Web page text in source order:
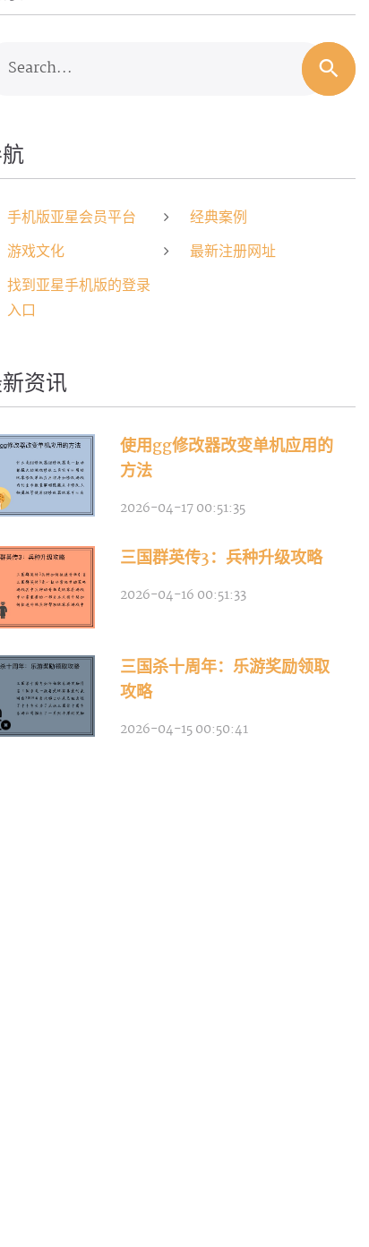
Search...
手机版亚星会员平台
经典案例
游戏文化
最新注册网址
找到亚星手机版的登录
入口
资讯
使用gg修改器改变单机应用的
方法
2026-04-17 00:51:35
三国群英传3：兵种升级攻略
2026-04-16 00:51:33
三国杀十周年：乐游奖励领取
攻略
2026-04-15 00:50:41